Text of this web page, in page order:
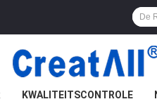
KWALITEITSCONTROLE